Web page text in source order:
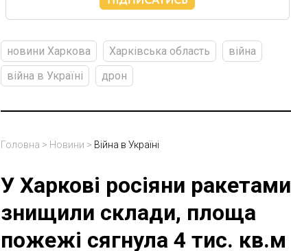
новини Харкова Харківська область
війна
війна в Україні
дрон
Головна > Новини > Війна в Україні
У Харкові росіяни ракетами
знищили склади, площа
пожежі сягнула 4 тис. кв.м